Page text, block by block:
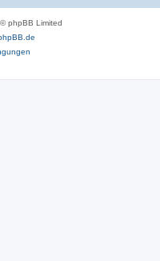
phpBB Limited